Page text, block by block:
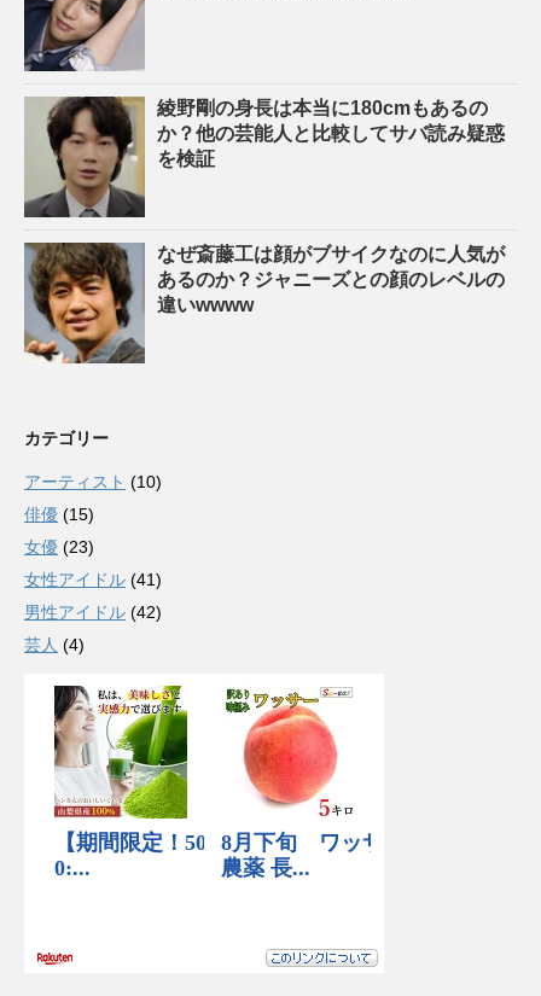
綾野剛の身長は本当に180cmもあるの
か？他の芸能人と比較してサバ読み疑惑
を検証
なぜ斎藤工は顔がブサイクなのに人気が
あるのか？ジャニーズとの顔のレベルの
違いwwww
カテゴリー
アーティスト (10)
俳優 (15)
女優 (23)
女性アイドル (41)
男性アイドル (42)
芸人 (4)